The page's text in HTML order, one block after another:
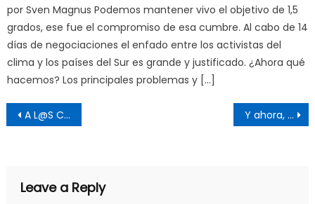
por Sven Magnus Podemos mantener vivo el objetivo de 1,5
grados, ese fue el compromiso de esa cumbre. Al cabo de 14
días de negociaciones el enfado entre los activistas del
clima y los países del Sur es grande y justificado. ¿Ahora qué
hacemos? Los principales problemas y […]
Post
navigation
A L@S CAMARADAS DE MPD Y A LOS FAMILIARES DEL CAMARADA Y HERMANO BRIGIDO PEGUERO Y ahora, ¿quién llamará a las plantas por su nombre?
Leave a Reply